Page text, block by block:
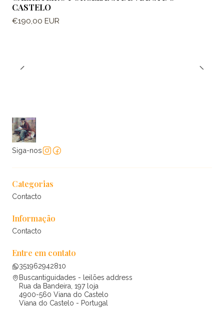
CASTELO
€190,00 EUR
Siga-nos
Categorias
Contacto
Informação
Contacto
Entre em contato
351962942810
Buscantiguidades - leilões address
Rua da Bandeira, 197 loja
4900-560 Viana do Castelo
Viana do Castelo - Portugal